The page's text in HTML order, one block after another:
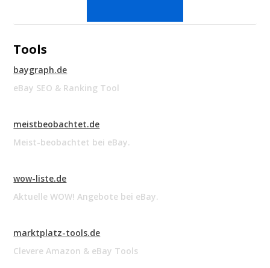
Tools
baygraph.de
eBay SEO & Ranking Tool
meistbeobachtet.de
Meist-beobachtet bei eBay.
wow-liste.de
Aktuelle WOW! Angebote bei eBay.
marktplatz-tools.de
Clevere Amazon & eBay Tools